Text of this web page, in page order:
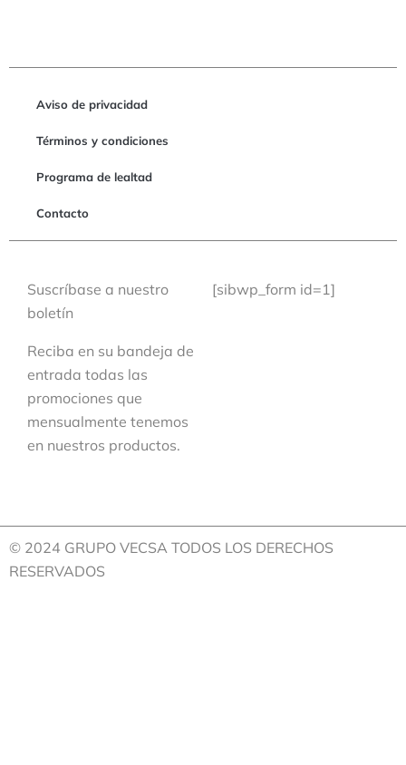
Aviso de privacidad
Términos y condiciones
Programa de lealtad
Contacto
Suscríbase a nuestro
boletín
Reciba en su bandeja de
entrada todas las
promociones que
mensualmente tenemos
en nuestros productos.
[sibwp_form id=1]
© 2024 GRUPO VECSA TODOS LOS DERECHOS
RESERVADOS